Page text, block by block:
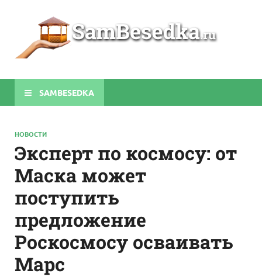
SAMBESEDKA
НОВОСТИ
Эксперт по космосу: от
Маска может
поступить
предложение
Роскосмосу осваивать
Марс